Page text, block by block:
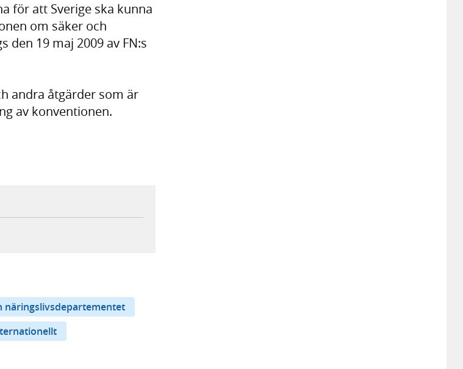
för att Sverige ska kunna
om säker och
19 maj 2009 av FN:s
andra åtgärder som är
av konventionen.
näringslivsdepartementet